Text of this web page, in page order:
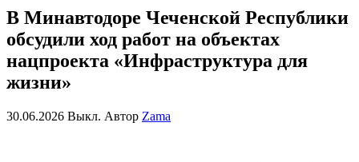
В Минавтодоре Чеченской Республики
обсудили ход работ на объектах
нацпроекта «Инфраструктура для
жизни»
30.06.2026 Выкл. Автор Zama